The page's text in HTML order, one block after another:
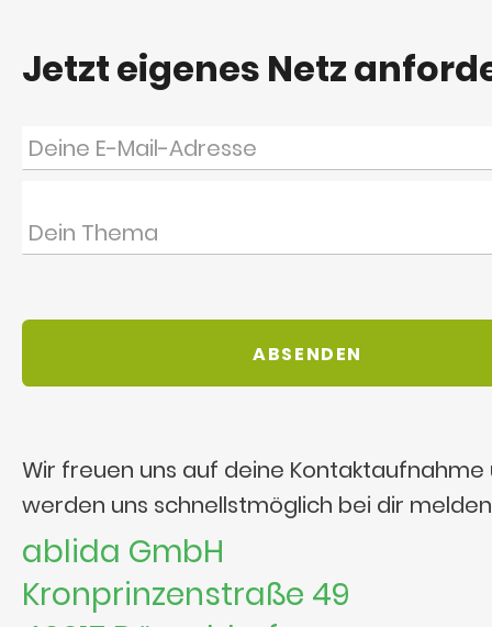
Jetzt eigenes Netz
Wir freuen uns auf deine Kontaktaufnahme
werden uns schnellstmöglich bei dir
ablida GmbH
Kronprinzenstraße 49